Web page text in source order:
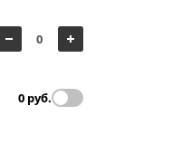
0 руб.